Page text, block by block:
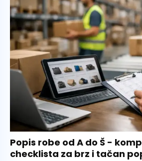
Popis robe od A do Š -
checklista za brz i tačan